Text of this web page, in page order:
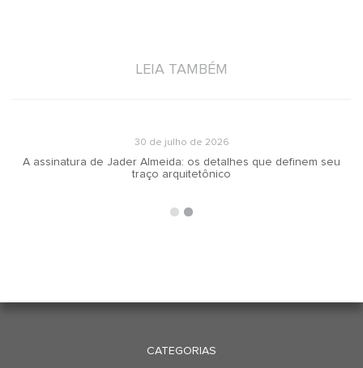
LEIA TAMBÉM
30 de julho de 2026
A assinatura de Jader Almeida: os detalhes que definem seu
traço arquitetônico
CATEGORIAS